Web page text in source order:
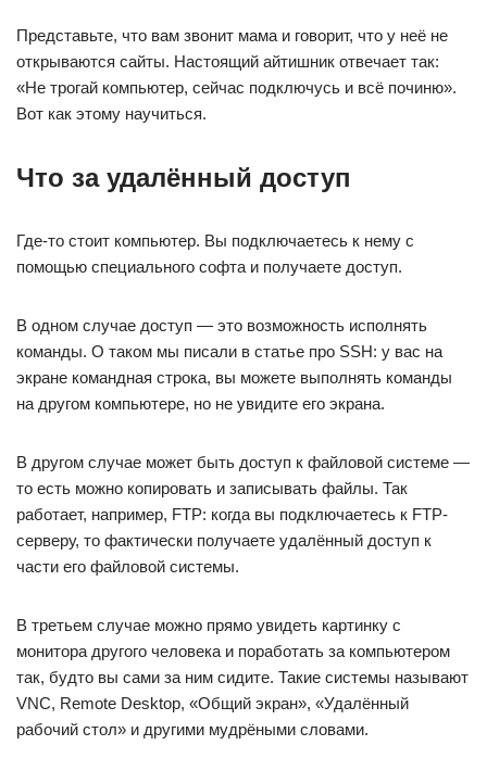
Представьте, что вам звонит мама и говорит, что у неё не
открываются сайты. Настоящий айтишник отвечает так:
«Не трогай компьютер, сейчас подключусь и всё починю».
Вот как этому научиться.
Что за удалённый доступ
Где-то стоит компьютер. Вы подключаетесь к нему с
помощью специального софта и получаете доступ.
В одном случае доступ — это возможность исполнять
команды. О таком мы писали в статье про SSH: у вас на
экране командная строка, вы можете выполнять команды
на другом компьютере, но не увидите его экрана.
В другом случае может быть доступ к файловой системе —
то есть можно копировать и записывать файлы. Так
работает, например, FTP: когда вы подключаетесь к FTP-
серверу, то фактически получаете удалённый доступ к
части его файловой системы.
В третьем случае можно прямо увидеть картинку с
монитора другого человека и поработать за компьютером
так, будто вы сами за ним сидите. Такие системы называют
VNC, Remote Desktop, «Общий экран», «Удалённый
рабочий стол» и другими мудрёными словами.